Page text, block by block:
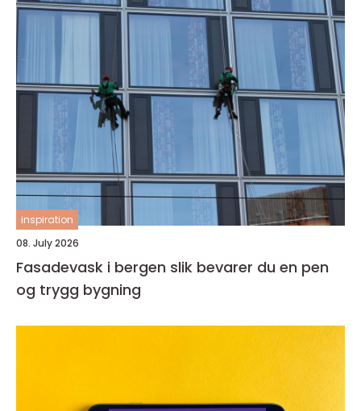
inspiration
08. July 2026
Fasadevask i bergen slik bevarer du en pen
og trygg bygning